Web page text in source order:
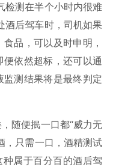
检测在半个小时内很难
酒后驾车时，司机如果
品，可以及时申明，
依然超标，还可以通
测结果将是最终判定
随便抿一口都“威力无
，只需一口，酒精测试
属于百分百的酒后驾